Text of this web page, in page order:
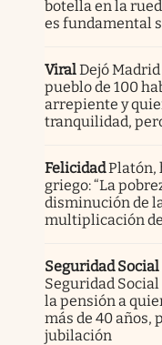
botella en la
es fundamental
ViralDejó
pueblo de 100
arrepiente y
tranquilidad,
FelicidadPlatón,
griego: “La
disminución de
multiplicación de
Seguridad Social
Seguridad Social
la pensión a
más de 40 años,
jubilación